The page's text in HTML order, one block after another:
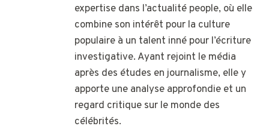
expertise dans l’actualité people, où elle
combine son intérêt pour la culture
populaire à un talent inné pour l’écriture
investigative. Ayant rejoint le média
après des études en journalisme, elle y
apporte une analyse approfondie et un
regard critique sur le monde des
célébrités.